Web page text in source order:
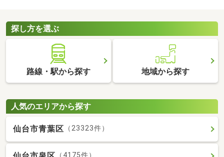
探し方を選ぶ
路線・駅から探す 地域から探す
人気のエリアから探す
仙台市青葉区 （23323件）
（4175件）